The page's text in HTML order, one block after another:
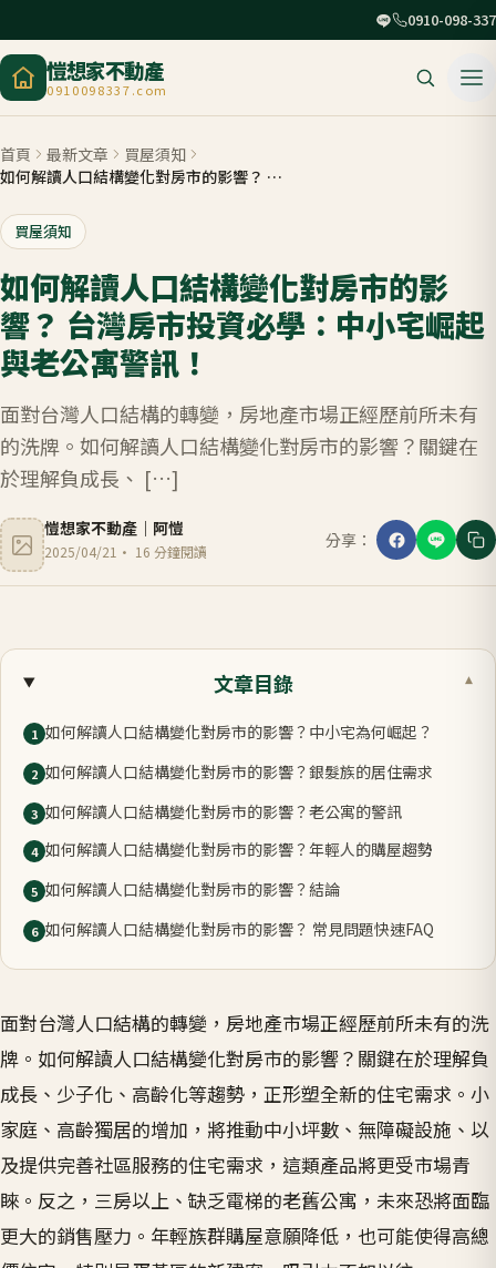
0910-098-337
愷想家不動產
0910098337.com
首頁 最新文章
買屋須知
如何解讀人口結構變化對房市的影響？ 台灣房市投資必學：中小宅崛起與老公寓警訊！
買屋須知
如何解讀人口結構變化對房市的影
響？ 台灣房市投資必學：中小宅崛起
與老公寓警訊！
面對台灣人口結構的轉變，房地產市場正經歷前所未有
的洗牌。如何解讀人口結構變化對房市的影響？關鍵在
於理解負成長、 […]
愷想家不動產 ｜ 阿愷
2025/04/21 · 16 分鐘閱讀
分享：
文章目錄 ▾
1 如何解讀人口結構變化對房市的影響？中小宅為何崛起？
2 如何解讀人口結構變化對房市的影響？銀髮族的居住需求
3 如何解讀人口結構變化對房市的影響？老公寓的警訊
4 如何解讀人口結構變化對房市的影響？年輕人的購屋趨勢
5 如何解讀人口結構變化對房市的影響？結論
6 如何解讀人口結構變化對房市的影響？ 常見問題快速FAQ
面對台灣人口結構的轉變，房地產市場正經歷前所未有的洗
牌。如何解讀人口結構變化對房市的影響？關鍵在於理解負
成長、少子化、高齡化等趨勢，正形塑全新的住宅需求。小
家庭、高齡獨居的增加，將推動中小坪數、無障礙設施、以
及提供完善社區服務的住宅需求，這類產品將更受市場青
睞。反之，三房以上、缺乏電梯的老舊公寓，未來恐將面臨
更大的銷售壓力。年輕族群購屋意願降低，也可能使得高總